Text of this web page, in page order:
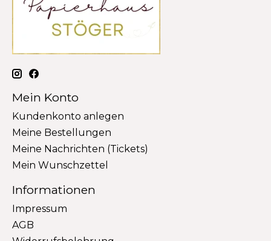
Mein Konto
Kundenkonto anlegen
Meine Bestellungen
Meine Nachrichten (Tickets)
Mein Wunschzettel
Informationen
Impressum
AGB